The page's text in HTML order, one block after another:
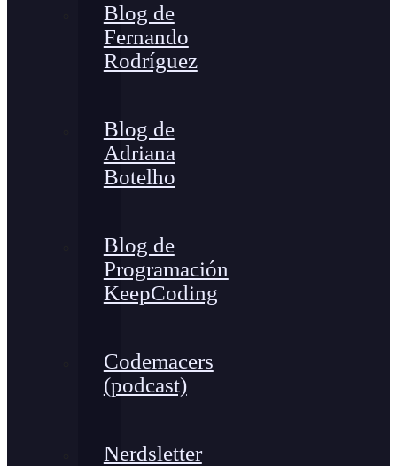
Blog de
Fernando
Rodríguez
Blog de
Adriana
Botelho
Blog de
Programación
KeepCoding
Codemacers
(podcast)
Nerdsletter